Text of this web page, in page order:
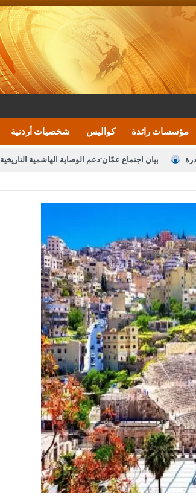
شخصيات أردنية كواليس مؤسسات رائدة
بيان اجتماع عمّان:دعم الوصاية الهاشمية
القاضي يلتقي رؤساء تحرير الصحف اليومية ويؤكد حرص
الملك يتلقى اتصالا هاتفيا من العاهل البحريني